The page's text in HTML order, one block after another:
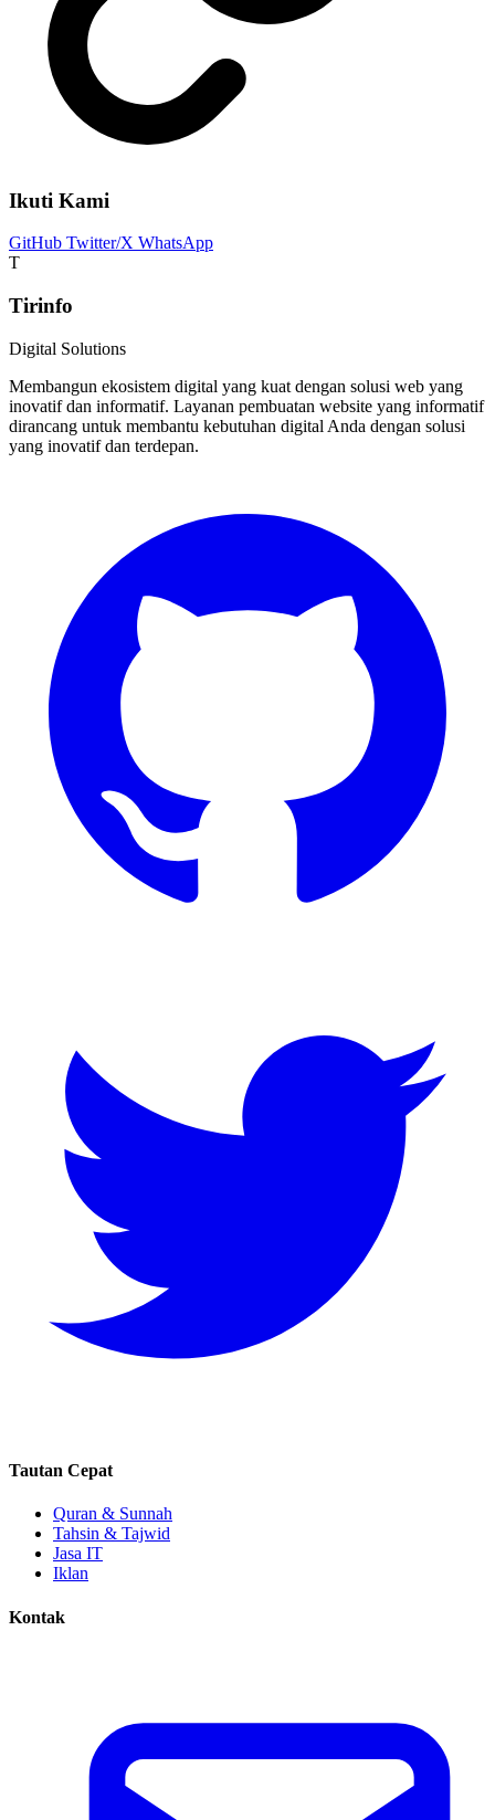
Ikuti Kami
GitHub Twitter/X WhatsApp
T
Tirinfo
Digital Solutions
Membangun ekosistem digital yang kuat dengan solusi web yang
inovatif dan informatif. Layanan pembuatan website yang informatif
dirancang untuk membantu kebutuhan digital Anda dengan solusi
yang inovatif dan terdepan.
Tautan Cepat
Quran & Sunnah
Tahsin & Tajwid
Jasa IT
Iklan
Kontak